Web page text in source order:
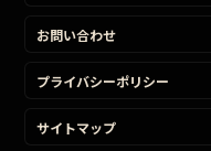
お問い合わせ
プライバシーポリシー
サイトマップ